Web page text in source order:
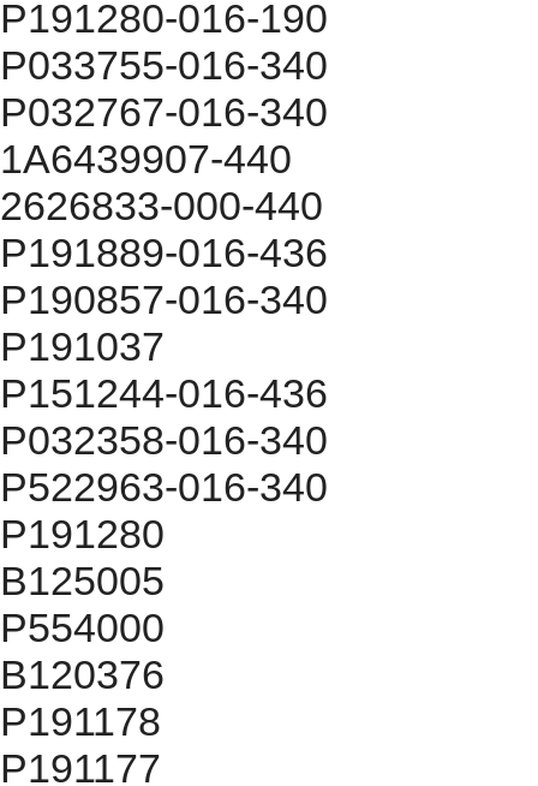
P191280-016-190
P033755-016-340
P032767-016-340
1A6439907-440
2626833-000-440
P191889-016-436
P190857-016-340
P191037
P151244-016-436
P032358-016-340
P522963-016-340
P191280
B125005
P554000
B120376
P191178
P191177